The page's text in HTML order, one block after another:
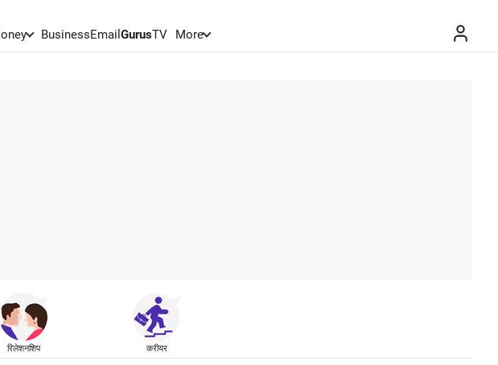
BusinessEmail GurusTV More
रिलेशनशिप करीयर